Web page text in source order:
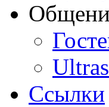
Ссылки